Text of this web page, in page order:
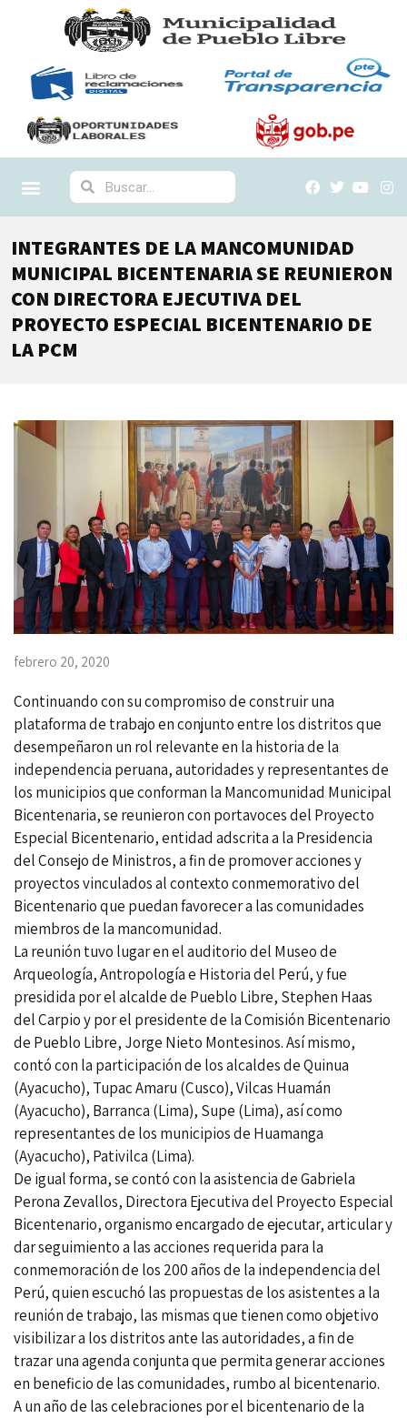
INTEGRANTES DE LA MANCOMUNIDAD
MUNICIPAL BICENTENARIA SE REUNIERON
CON DIRECTORA EJECUTIVA DEL
PROYECTO ESPECIAL BICENTENARIO DE
LA PCM
febrero 20, 2020
Continuando con su compromiso de construir una
plataforma de trabajo en conjunto entre los distritos que
desempeñaron un rol relevante en la historia de la
independencia peruana, autoridades y representantes de
los municipios que conforman la Mancomunidad Municipal
Bicentenaria, se reunieron con portavoces del Proyecto
Especial Bicentenario, entidad adscrita a la Presidencia
del Consejo de Ministros, a fin de promover acciones y
proyectos vinculados al contexto conmemorativo del
Bicentenario que puedan favorecer a las comunidades
miembros de la mancomunidad.
La reunión tuvo lugar en el auditorio del Museo de
Arqueología, Antropología e Historia del Perú, y fue
presidida por el alcalde de Pueblo Libre, Stephen Haas
del Carpio y por el presidente de la Comisión Bicentenario
de Pueblo Libre, Jorge Nieto Montesinos. Así mismo,
contó con la participación de los alcaldes de Quinua
(Ayacucho), Tupac Amaru (Cusco), Vilcas Huamán
(Ayacucho), Barranca (Lima), Supe (Lima), así como
representantes de los municipios de Huamanga
(Ayacucho), Pativilca (Lima).
De igual forma, se contó con la asistencia de Gabriela
Perona Zevallos, Directora Ejecutiva del Proyecto Especial
Bicentenario, organismo encargado de ejecutar, articular y
dar seguimiento a las acciones requerida para la
conmemoración de los 200 años de la independencia del
Perú, quien escuchó las propuestas de los asistentes a la
reunión de trabajo, las mismas que tienen como objetivo
visibilizar a los distritos ante las autoridades, a fin de
trazar una agenda conjunta que permita generar acciones
en beneficio de las comunidades, rumbo al bicentenario.
A un año de las celebraciones por el bicentenario de la